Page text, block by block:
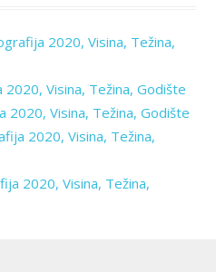
2020, Visina, Težina,
2020, Visina, Težina, Godište
2020, Visina, Težina, Godište
2020, Visina, Težina,
2020, Visina, Težina,